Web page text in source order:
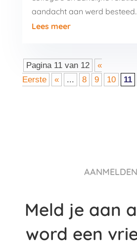
aandacht aan werd
Lees meer
Pagina 11 van 12
«
Eerste
« ... 8 9 10 11
AANMELDEN
Meld je aan
word een